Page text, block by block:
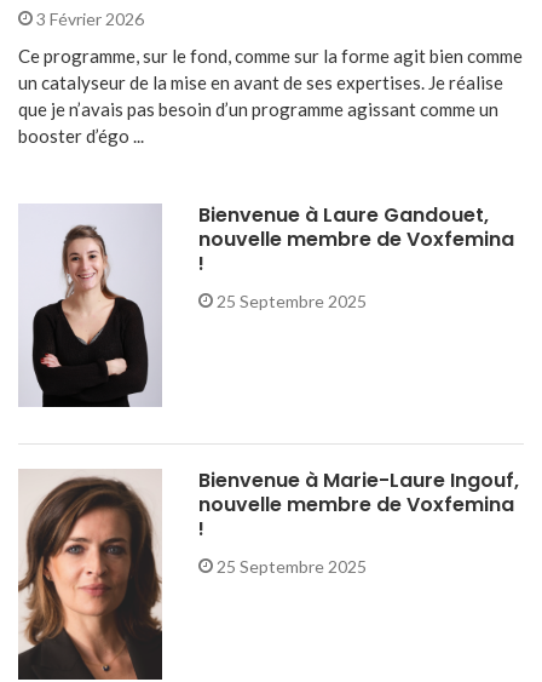
3 Février 2026
Ce programme, sur le fond, comme sur la forme agit bien comme
un catalyseur de la mise en avant de ses expertises. Je réalise
que je n’avais pas besoin d’un programme agissant comme un
booster d’égo ...
Bienvenue à Laure Gandouet,
nouvelle membre de Voxfemina
!
25 Septembre 2025
Bienvenue à Marie-Laure Ingouf,
nouvelle membre de Voxfemina
!
25 Septembre 2025